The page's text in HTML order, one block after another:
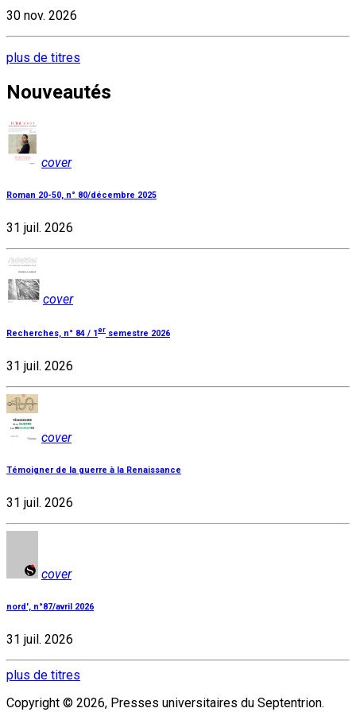
30 nov. 2026
plus de titres
Nouveautés
cover
Roman 20-50, n° 80/décembre 2025
31 juil. 2026
cover
Recherches, n° 84 / 1 er semestre 2026
31 juil. 2026
cover
Témoigner de la guerre à la Renaissance
31 juil. 2026
cover
nord', n°87/avril 2026
31 juil. 2026
plus de titres
Copyright © 2026, Presses universitaires du Septentrion.